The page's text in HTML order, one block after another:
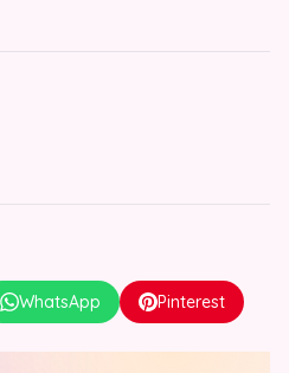
WhatsApp Pinterest